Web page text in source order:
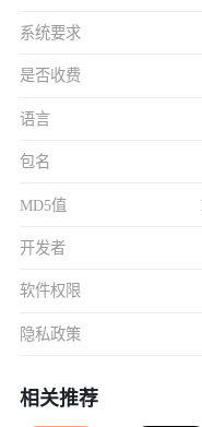
系统要求
是否收费
语言
包名
MD5值
开发者
软件权限
隐私政策
相关推荐